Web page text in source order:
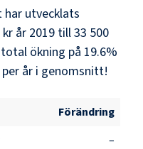
utvecklats
år 2019 till 33 500
ökning på 19.6%
år i genomsnitt!
Förändring
–